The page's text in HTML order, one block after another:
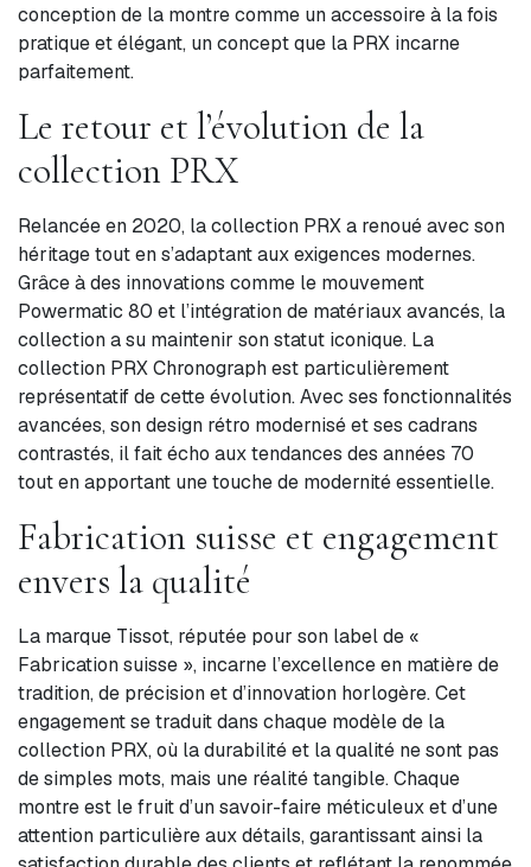
conception de la montre comme un accessoire à la fois
pratique et élégant, un concept que la PRX incarne
parfaitement.
Le retour et l’évolution de la
collection PRX
Relancée en 2020, la collection PRX a renoué avec son
héritage tout en s’adaptant aux exigences modernes.
Grâce à des innovations comme le mouvement
Powermatic 80 et l’intégration de matériaux avancés, la
collection a su maintenir son statut iconique. La
collection PRX Chronograph est particulièrement
représentatif de cette évolution. Avec ses fonctionnalités
avancées, son design rétro modernisé et ses cadrans
contrastés, il fait écho aux tendances des années 70
tout en apportant une touche de modernité essentielle.
Fabrication suisse et engagement
envers la qualité
La marque Tissot, réputée pour son label de «
Fabrication suisse », incarne l’excellence en matière de
tradition, de précision et d’innovation horlogère. Cet
engagement se traduit dans chaque modèle de la
collection PRX, où la durabilité et la qualité ne sont pas
de simples mots, mais une réalité tangible. Chaque
montre est le fruit d’un savoir-faire méticuleux et d’une
attention particulière aux détails, garantissant ainsi la